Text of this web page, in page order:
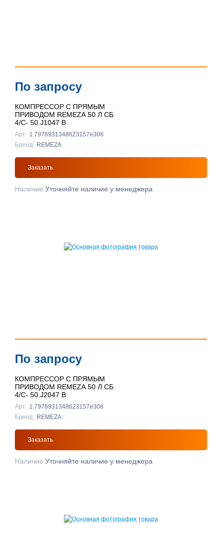
По запросу
КОМПРЕССОР С ПРЯМЫМ
ПРИВОДОМ REMEZA 50 Л СБ
4/С- 50.J1047 B
Арт: 1.7976931348623157e308
Бренд: REMEZA
Заказать
Наличие:Уточняйте наличие у менеджера
По запросу
КОМПРЕССОР С ПРЯМЫМ
ПРИВОДОМ REMEZA 50 Л СБ
4/С- 50.J2047 B
Арт: 1.7976931348623157e308
Бренд: REMEZA
Заказать
Наличие:Уточняйте наличие у менеджера